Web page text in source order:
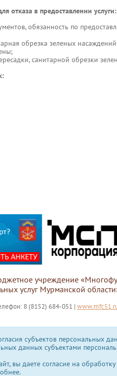
отказа в предоставлении услуги:
обязанность по
обрезка зеленых
санитарной обрезки
учреждение
услуг Мурманской
8 (8152) 684-051 |
субъектов персональных
данных субъектами
вы даете согласие на